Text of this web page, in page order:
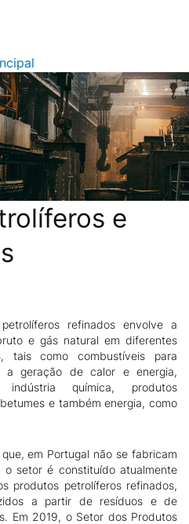
e
refinados envolve a
e gás natural em diferentes
tais como combustíveis para
a geração de calor e energia,
química, produtos
e também energia, como
em Portugal não se fabricam
setor é constituído atualmente
produtos petrolíferos refinados,
a partir de resíduos e de
Em 2019, o Setor dos Produtos